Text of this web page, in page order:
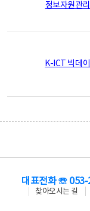
정보자원관
K-ICT 빅데
대표전화 ☏ 053-
찾아오시는 길